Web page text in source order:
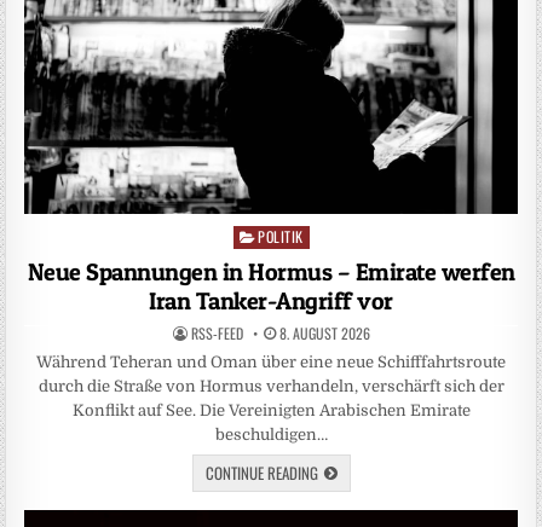
Posted
POLITIK
Neue Spannungen in Hormus – Emirate werfen
Iran Tanker-Angriff vor
RSS-FEED 8. AUGUST 2026
Während Teheran und Oman über eine neue Schifffahrtsroute
durch die Straße von Hormus verhandeln, verschärft sich der
Konflikt auf See. Die Vereinigten Arabischen Emirate
beschuldigen…
CONTINUE READING